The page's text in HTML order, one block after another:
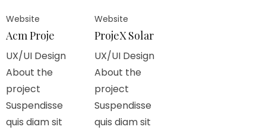
Website
Acm Proje
UX/UI Design
About the
project
Suspendisse
quis diam sit
Website
ProjeX Solar
UX/UI Design
About the
project
Suspendisse
quis diam sit